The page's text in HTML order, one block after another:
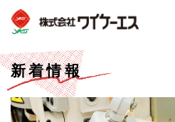
新着情報